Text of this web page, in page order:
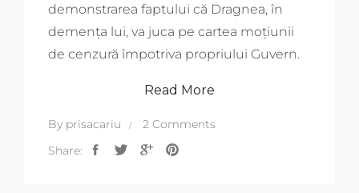
demonstrarea faptului că Dragnea, în
demența lui, va juca pe cartea moțiunii
de cenzură împotriva propriului Guvern.
Read More
By prisacariu
2 Comments
Share: